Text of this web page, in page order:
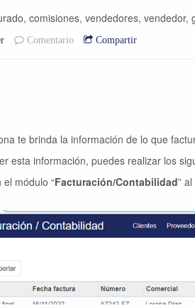
comisiones, vendedores, vendedor,
Comentario Compartir
te brinda la información de lo que
esta información, puedes realizar los
módulo “Facturación/Contabilidad”